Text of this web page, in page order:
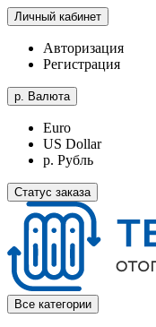
Личный кабинет
Авторизация
Регистрация
р. Валюта
Euro
US Dollar
р. Рубль
Статус заказа
Все категории